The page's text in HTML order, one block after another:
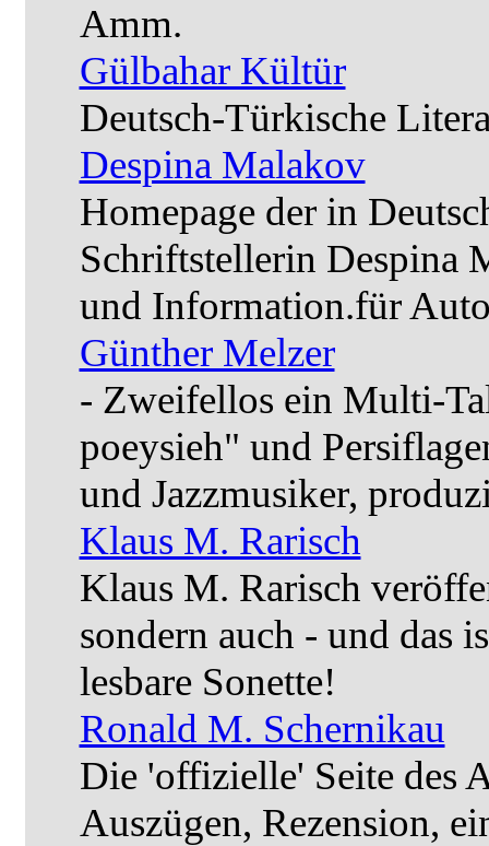
Amm.
Gülbahar Kültür
Deutsch-Türkische
Despina Malakov
Homepage der in
Schriftstellerin Despina
und Information.für
Günther Melzer
- Zweifellos ein Multi-
poeysieh" und
und Jazzmusiker,
Klaus M. Rarisch
Klaus M. Rarisch
sondern auch - und das
lesbare Sonette!
Ronald M. Schernikau
Die 'offizielle' Seite des
Auszügen, Rezension,